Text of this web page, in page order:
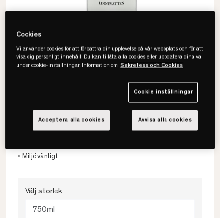
Längtan Linnevatten
• Miljövänligt
Välj storlek
750ml
Cookies
Vi använder cookies för att förbättra din upplevelse på vår webbplats och för att
visa dig personligt innehåll. Du kan tillåta alla cookies eller uppdatera dina val
under cookie-inställningar. Information om Sekretess och Cookies
Cookie inställningar
Avvisa alla cookies
Acceptera alla cookies